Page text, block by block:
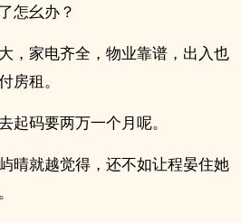
怎幺办？
，家电齐全，物业靠谱，出入也
房租。
起码要两万一个月呢。
晴就越觉得，还不如让程晏住她